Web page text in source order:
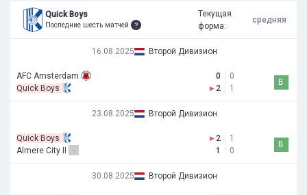
Quick Boys
Последние шесть матчей
Текущая
форма:
средняя
16.08.2025 Второй Дивизион
AFC Amsterdam
Quick Boys
0
▸ 2
0
1
В
23.08.2025 Второй Дивизион
Quick Boys
Almere City II
▸ 2
1
1
0
В
30.08.2025 Второй Дивизион